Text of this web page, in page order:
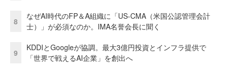
8
なぜAI時代のFP＆A組織に「US-CMA（米国公認管理会計
士）」が必須なのか。IMA名誉会長に聞く
9
KDDIとGoogleが協調。最大3億円投資とインフラ提供で
「世界で戦えるAI企業」を創出へ